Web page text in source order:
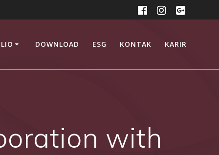
DOWNLOAD ESG KONTAK KARIR
with